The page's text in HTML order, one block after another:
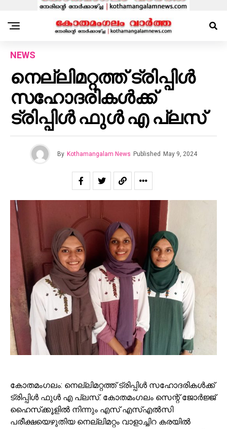
NEWS
നെല്ലിമറ്റത്ത് ട്രിപ്പിള്‍
സഹോദരികള്‍ക്ക്
ട്രിപ്പിള്‍ ഫുള്‍ എ പ്ലസ്
By Kothamangalam News Published May 9, 2024
കോതമംഗലം: നെല്ലിമറ്റത്ത് ട്രിപ്പിള്‍ സഹോദരികള്‍ക്ക്
ട്രിപ്പിള്‍ ഫുള്‍ എ പ്ലസ്. കോതമംഗലം സെന്റ് ജോര്‍ജ്ജ്
ഹൈസ്‌ക്കൂളില്‍ നിന്നും എസ് എസ്എല്‍സി
പരീക്ഷയെഴുതിയ നെല്ലിമറ്റം വാളാച്ചിറ കരയില്‍